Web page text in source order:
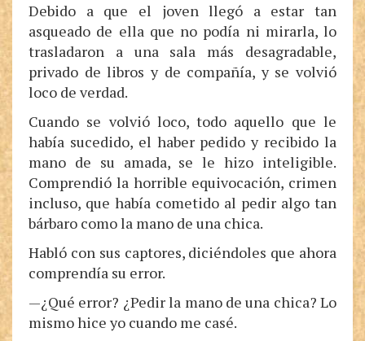
Debido a que el joven llegó a estar tan
asqueado de ella que no podía ni mirarla, lo
trasladaron a una sala más desagradable,
privado de libros y de compañía, y se volvió
loco de verdad.
Cuando se volvió loco, todo aquello que le
había sucedido, el haber pedido y recibido la
mano de su amada, se le hizo inteligible.
Comprendió la horrible equivocación, crimen
incluso, que había cometido al pedir algo tan
bárbaro como la mano de una chica.
Habló con sus captores, diciéndoles que ahora
comprendía su error.
—¿Qué error? ¿Pedir la mano de una chica? Lo
mismo hice yo cuando me casé.